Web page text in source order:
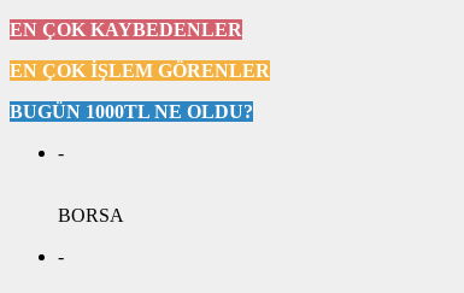
EN ÇOK KAYBEDENLER
EN ÇOK İŞLEM GÖRENLER
BUGÜN 1000TL NE OLDU?
-
BORSA
-